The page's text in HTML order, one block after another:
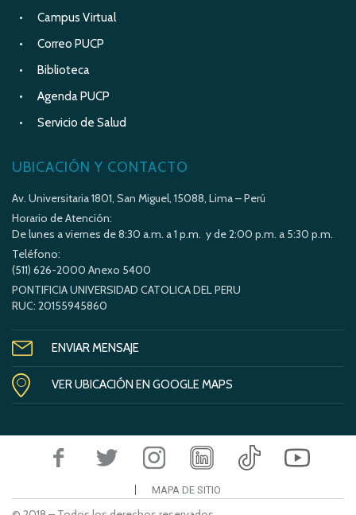
Campus Virtual
Correo PUCP
Biblioteca
Agenda PUCP
Servicio de Salud
UBICACIÓN Y CONTACTO
Av. Universitaria 1801, San Miguel, 15088, Lima – Perú
Horario de Atención:
De lunes a viernes de 8:30 a.m. a 1 p.m. y de 2:00 p.m. a 5:30 p.m.
Teléfono:
(511) 626-2000 Anexo 5400
PONTIFICIA UNIVERSIDAD CATOLICA DEL PERU
RUC: 20155945860
ENVIAR MENSAJE
VER UBICACIÓN EN GOOGLE MAPS
MAPA DE SITIO